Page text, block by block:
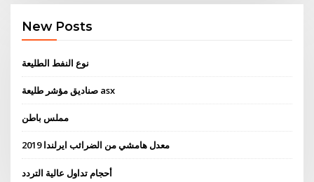
New Posts
نوع النفط الطليعة
صناديق مؤشر طليعة asx
مملس باطن
معدل هامشي من الضرائب ايرلندا 2019
أحجام تداول عالية التردد